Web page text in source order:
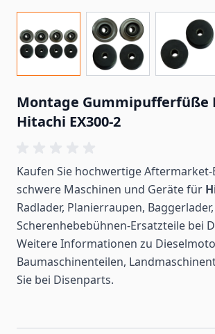
Montage Gummipufferfüße
Hitachi EX300-2
Kaufen Sie hochwertige
schwere Maschinen und Geräte für
Radlader, Planierraupen,
Scherenhebebühnen-Ersatzteile bei
Weitere Informationen zu
Baumaschinenteilen,
Sie bei Disenparts.